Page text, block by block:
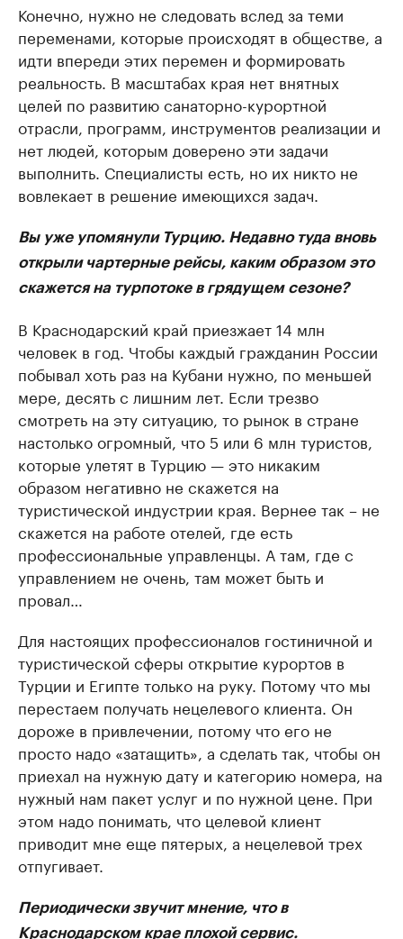
Конечно, нужно не следовать вслед за теми
переменами, которые происходят в обществе, а
идти впереди этих перемен и формировать
реальность. В масштабах края нет внятных
целей по развитию санаторно-курортной
отрасли, программ, инструментов реализации и
нет людей, которым доверено эти задачи
выполнить. Специалисты есть, но их никто не
вовлекает в решение имеющихся задач.
Вы уже упомянули Турцию. Недавно туда вновь
открыли чартерные рейсы, каким образом это
скажется на турпотоке в грядущем сезоне?
В Краснодарский край приезжает 14 млн
человек в год. Чтобы каждый гражданин России
побывал хоть раз на Кубани нужно, по меньшей
мере, десять с лишним лет. Если трезво
смотреть на эту ситуацию, то рынок в стране
настолько огромный, что 5 или 6 млн туристов,
которые улетят в Турцию — это никаким
образом негативно не скажется на
туристической индустрии края. Вернее так – не
скажется на работе отелей, где есть
профессиональные управленцы. А там, где с
управлением не очень, там может быть и
провал…
Для настоящих профессионалов гостиничной и
туристической сферы открытие курортов в
Турции и Египте только на руку. Потому что мы
перестаем получать нецелевого клиента. Он
дороже в привлечении, потому что его не
просто надо «затащить», а сделать так, чтобы он
приехал на нужную дату и категорию номера, на
нужный нам пакет услуг и по нужной цене. При
этом надо понимать, что целевой клиент
приводит мне еще пятерых, а нецелевой трех
отпугивает.
Периодически звучит мнение, что в
Краснодарском крае плохой сервис.